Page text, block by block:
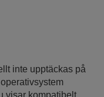
inte upptäckas på